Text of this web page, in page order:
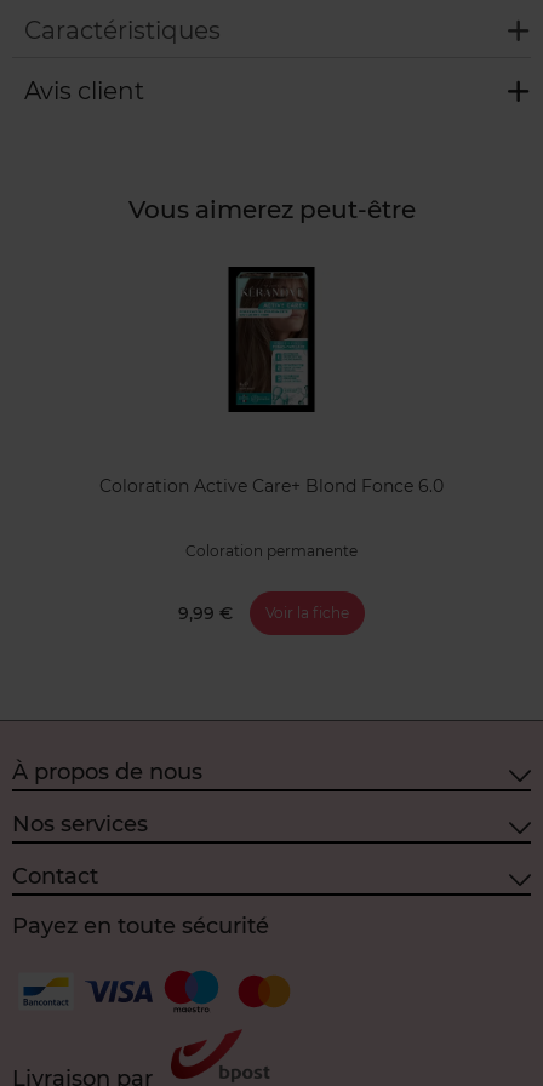
Caractéristiques
Avis client
Vous aimerez peut-être
Coloration Active Care+ Blond Fonce 6.0
Coloration permanente
9,99 € Voir la fiche
À propos de nous
Nos services
Contact
Payez en toute sécurité
Livraison par